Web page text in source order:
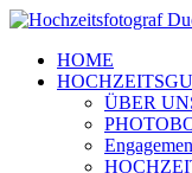
Zum
springenHOME
ÜBER